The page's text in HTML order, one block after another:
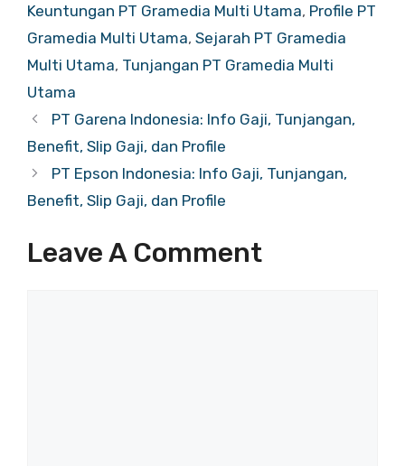
Keuntungan PT Gramedia Multi Utama, Profile PT
Gramedia Multi Utama, Sejarah PT Gramedia
Multi Utama, Tunjangan PT Gramedia Multi
Utama
PT Garena Indonesia: Info Gaji, Tunjangan,
Benefit, Slip Gaji, dan Profile
PT Epson Indonesia: Info Gaji, Tunjangan,
Benefit, Slip Gaji, dan Profile
Leave A Comment